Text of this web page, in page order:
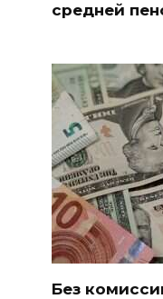
средней
Без